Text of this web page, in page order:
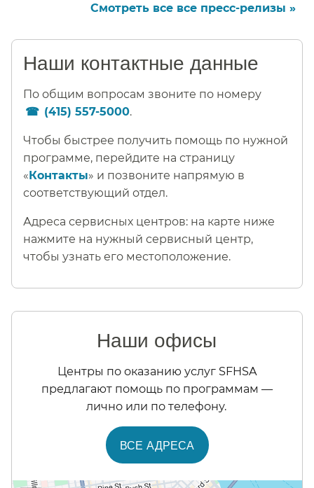
Смотреть все все пресс-релизы »​​
Наши контактные данные​​
По общим вопросам звоните по номеру
(415) 557-5000.​​
Чтобы быстрее получить помощь по нужной
программе, перейдите на страницу
«Контакты» и позвоните напрямую в
соответствующий отдел.​​
Адреса сервисных центров: на карте ниже
нажмите на нужный сервисный центр,
чтобы узнать его местоположение.​​
Наши офисы​​
Центры по оказанию услуг SFHSA
предлагают помощь по программам —
лично или по телефону.​​
ВСЕ АДРЕСА​​